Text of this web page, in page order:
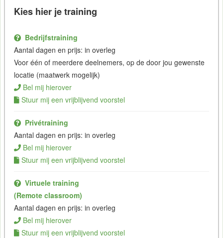
Kies hier je training
Bedrijfstraining
Aantal dagen en prijs: in overleg
Voor één of meerdere deelnemers, op de door jou gewenste
locatie (maatwerk mogelijk)
Bel mij hierover
Stuur mij een vrijblijvend voorstel
Privétraining
Aantal dagen en prijs: in overleg
Bel mij hierover
Stuur mij een vrijblijvend voorstel
Virtuele training
(Remote classroom)
Aantal dagen en prijs: in overleg
Bel mij hierover
Stuur mij een vrijblijvend voorstel